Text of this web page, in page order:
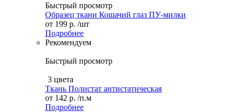
Быстрый просмотр
Образец ткани Кошачий глаз ПУ-милки
от 199 р. /шт
Подробнее
Рекомендуем
Быстрый просмотр
3 цвета
Ткань Полистат антистатическая
от 142 р. /п.м
Подробнее